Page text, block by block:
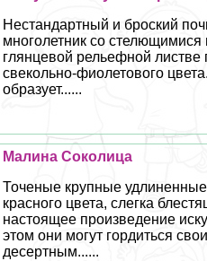
Нестандартный и броский
многолетник со стелющимися
глянцевой рельефной листве
свекольно-фиолетового
образует......
Малина Соколица
Точеные крупные
красного цвета, слегка
настоящее произведение
этом они могут гордиться
десертным......